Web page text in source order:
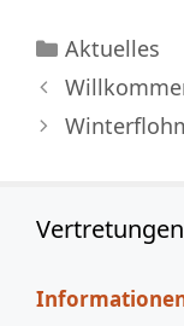
Kategorien
Aktuelles
Vertretungen